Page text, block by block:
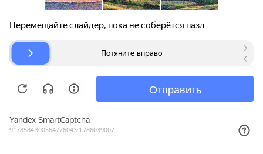
© bibinet.ru - система поиска запчастей,
Copyright 2010-2026 Все права защищены